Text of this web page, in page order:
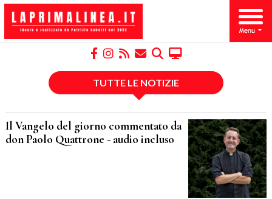
TUTTE LE NOTIZIE
Il Vangelo del giorno commentato da
don Paolo Quattrone - audio incluso